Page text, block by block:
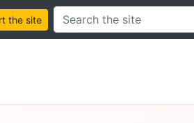
the site
Search this site